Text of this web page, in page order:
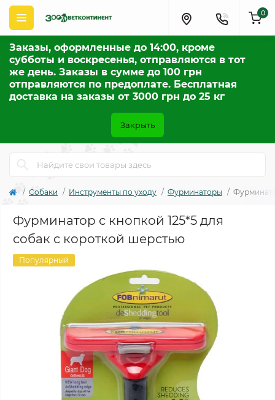
Заказы, оформленные до 14:00, кроме
субботы и воскресенья, отправляются в тот
же день. Заказы в сумме до 100 грн
отправляются по предоплате. Бесплатная
доставка на заказы от 3000 грн до 25 кг
Закрыть
0
Собаки Инструменты по уходу Фурминаторы
Фурминатор с кнопкой 125*5 для
собак с короткой шерстью
Популярный